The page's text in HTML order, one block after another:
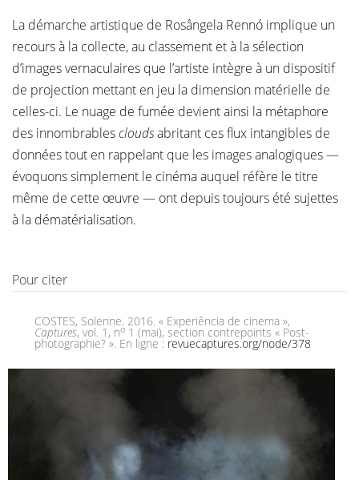
La démarche artistique de Rosângela Rennó implique un
recours à la collecte, au classement et à la sélection
d’images vernaculaires que l’artiste intègre à un dispositif
de projection mettant en jeu la dimension matérielle de
celles-ci. Le nuage de fumée devient ainsi la métaphore
des innombrablescloudsabritant ces flux intangibles de
données tout en rappelant que les images analogiques —
évoquons simplement le cinéma auquel réfère le titre
même de cette œuvre — ont depuis toujours été sujettes
à la dématérialisation.
Pour citer
COSTES, Solenne. 2016. « Experiência de cinema »,
Captures, vol. 1, no 1 (mai), section contrepoints « Post-
photographie? ». En ligne : revuecaptures.org/node/378